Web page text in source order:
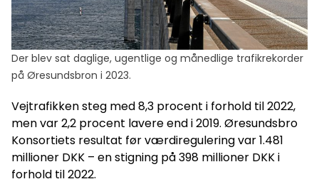
Der blev sat daglige, ugentlige og månedlige trafikrekorder
på Øresundsbron i 2023.
Vejtrafikken steg med 8,3 procent i forhold til 2022,
men var 2,2 procent lavere end i 2019. Øresundsbro
Konsortiets resultat før værdiregulering var 1.481
millioner DKK – en stigning på 398 millioner DKK i
forhold til 2022.